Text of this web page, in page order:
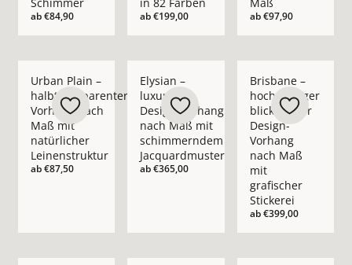
ab€84,90 ab€199,00 ab€97,90
Urban Plain –
halbtransparenter
Vorhang nach
Maß mit
natürlicher
Leinenstruktur
ab€87,50
Elysian –
luxuriöser
Design-Vorhang
nach Maß mit
schimmerndem
Jacquardmuster
ab€365,00
Brisbane –
hochwertiger
blickdichter
Design-
Vorhang
nach Maß
mit
grafischer
Stickerei
ab€399,00